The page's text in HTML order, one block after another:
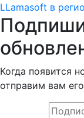
LLamasoft в
Когда появится
отправим вам